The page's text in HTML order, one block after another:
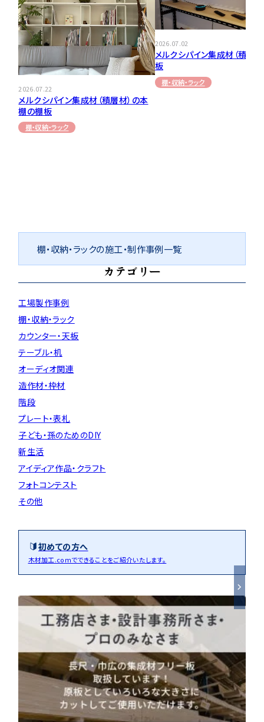
2026.07.22
メルクシパイン集成材（積層材）の本
棚の棚板
棚・収納・ラック
2026.07.02
メルクシパイン集成材（積層材
板
棚・収納・ラック
棚・収納・ラックの施工・制作事例一覧
カテゴリー
工場製作事例
棚・収納・ラック
カウンター・天板
テーブル・机
オーディオ関連
造作材・枠材
階段
プレート・表札
子ども・孫のためのDIY
新生活
アイディア作品・クラフト
フォトコンテスト
その他
初めての方へ
木材加工.comでできることをご紹介いたします。